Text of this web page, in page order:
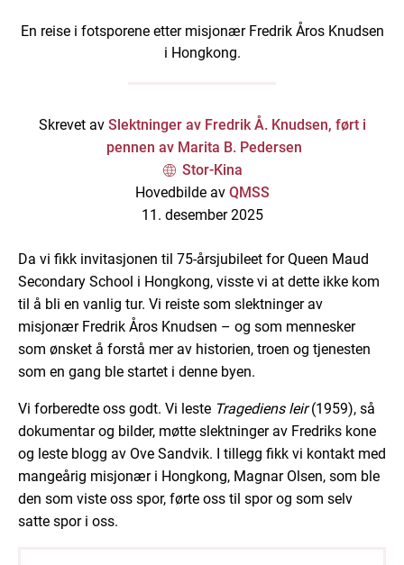
En reise i fotsporene etter misjonær Fredrik Åros Knudsen
i Hongkong.
Skrevet av Slektninger av Fredrik Å. Knudsen, ført i
pennen av Marita B. Pedersen
Stor-Kina
Hovedbilde av QMSS
11. desember 2025
Da vi fikk invitasjonen til 75-årsjubileet for Queen Maud
Secondary School i Hongkong, visste vi at dette ikke kom
til å bli en vanlig tur. Vi reiste som slektninger av
misjonær Fredrik Åros Knudsen – og som mennesker
som ønsket å forstå mer av historien, troen og tjenesten
som en gang ble startet i denne byen.
Vi forberedte oss godt. Vi leste Tragediens leir(1959), så
dokumentar og bilder, møtte slektninger av Fredriks kone
og leste blogg av Ove Sandvik. I tillegg fikk vi kontakt med
mangeårig misjonær i Hongkong, Magnar Olsen, som ble
den som viste oss spor, førte oss til spor og som selv
satte spor i oss.